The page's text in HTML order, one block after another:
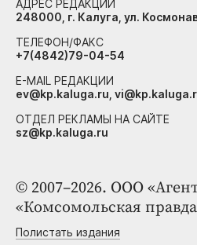
© 2007–2026. ООО
«Комсомольская
Полистать издания
АДРЕС РЕДАКЦИИ
248000, г. Калуга, ул.
ТЕЛЕФОН/ФАКС
+7(4842)79-04-54
E-MAIL РЕДАКЦИИ
ev@kp.kaluga.ru,
ОТДЕЛ РЕКЛАМЫ НА САЙТЕ
sz@kp.kaluga.ru